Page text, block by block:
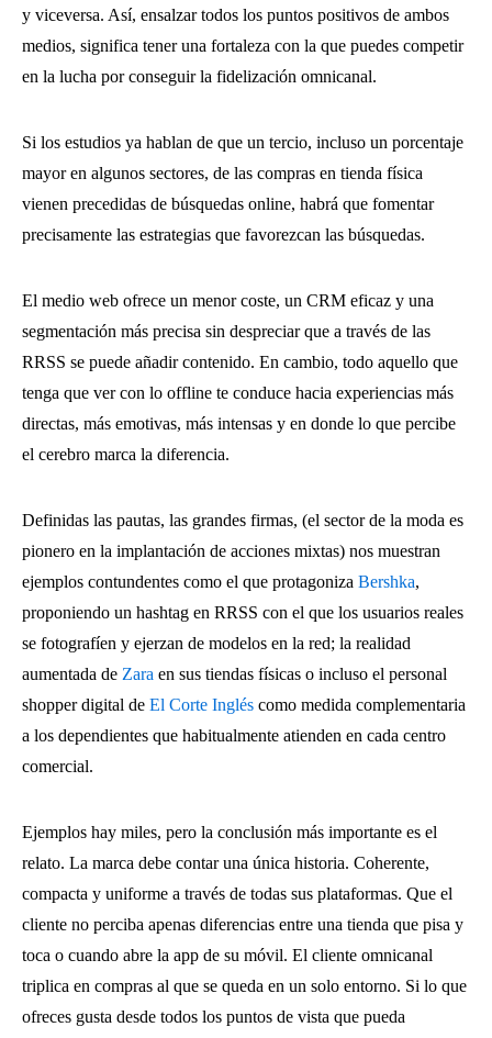
y viceversa. Así, ensalzar todos los puntos positivos de ambos
medios, significa tener una fortaleza con la que puedes competir
en la lucha por conseguir la fidelización omnicanal.
Si los estudios ya hablan de que un tercio, incluso un porcentaje
mayor en algunos sectores, de las compras en tienda física
vienen precedidas de búsquedas online, habrá que fomentar
precisamente las estrategias que favorezcan las búsquedas.
El medio web ofrece un menor coste, un CRM eficaz y una
segmentación más precisa sin despreciar que a través de las
RRSS se puede añadir contenido. En cambio, todo aquello que
tenga que ver con lo offline te conduce hacia experiencias más
directas, más emotivas, más intensas y en donde lo que percibe
el cerebro marca la diferencia.
Definidas las pautas, las grandes firmas, (el sector de la moda es
pionero en la implantación de acciones mixtas) nos muestran
ejemplos contundentes como el que protagoniza Bershka,
proponiendo un hashtag en RRSS con el que los usuarios reales
se fotografíen y ejerzan de modelos en la red; la realidad
aumentada de Zara en sus tiendas físicas o incluso el personal
shopper digital de El Corte Inglés como medida complementaria
a los dependientes que habitualmente atienden en cada centro
comercial.
Ejemplos hay miles, pero la conclusión más importante es el
relato. La marca debe contar una única historia. Coherente,
compacta y uniforme a través de todas sus plataformas. Que el
cliente no perciba apenas diferencias entre una tienda que pisa y
toca o cuando abre la app de su móvil. El cliente omnicanal
triplica en compras al que se queda en un solo entorno. Si lo que
ofreces gusta desde todos los puntos de vista que pueda